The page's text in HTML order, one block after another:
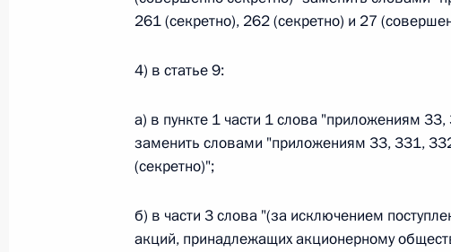
Федеральный закон от 26.07.2026 г. №
Федеральный закон от 26.07.2026 г. №
26 июля 2026 года
261 (секретно), 262 (секретно) и 27
4) в статье 9:
а) в пункте 1 части 1 слова "приложениям
заменить словами "приложениям 33, 331,
(секретно)";
б) в части 3 слова "(за исключением
акций, принадлежащих акционерному